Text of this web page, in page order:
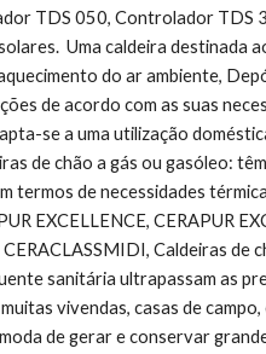
TDS 050, Controlador TDS
Uma caldeira destinada
do ar ambiente,
de acordo com as suas
se a uma utilização
de chão a gás ou gasóleo:
termos de necessidades
EXCELLENCE, CERAPUR
Caldeiras de
sanitária ultrapassam as
vivendas, casas de
de gerar e conservar